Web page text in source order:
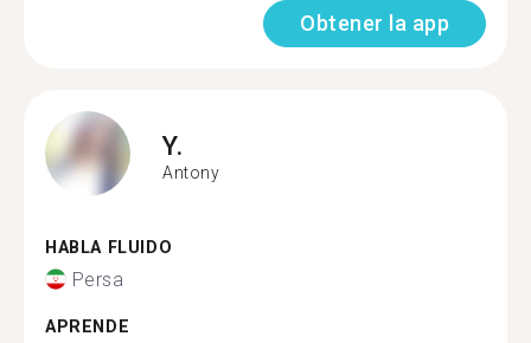
Obtener la app
Y.
Antony
HABLA FLUIDO
Persa
APRENDE